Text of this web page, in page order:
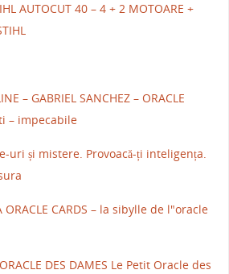
AUTOCUT 40 – 4 + 2 MOTOARE +
– GABRIEL SANCHEZ – ORACLE
– impecabile
uri și mistere. Provoacă-ți inteligența.
ORACLE CARDS – la sibylle de l"oracle
DES DAMES Le Petit Oracle des